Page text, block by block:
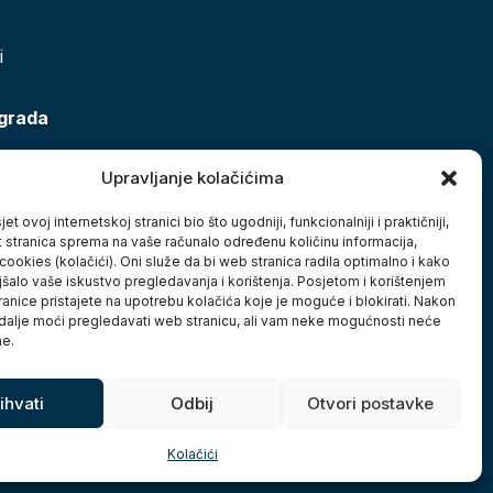
Upravljanje kolačićima
ovoj internetskoj stranici bio što ugodniji, funkcionalniji i praktičniji,
stranica sprema na vaše računalo određenu količinu informacija,
(kolačići). Oni služe da bi web stranica radila optimalno i kako
vaše iskustvo pregledavanja i korištenja. Posjetom i korištenjem
pristajete na upotrebu kolačića koje je moguće i blokirati. Nakon
moći pregledavati web stranicu, ali vam neke mogućnosti neće
Odbij Otvori postavke
Kolačići